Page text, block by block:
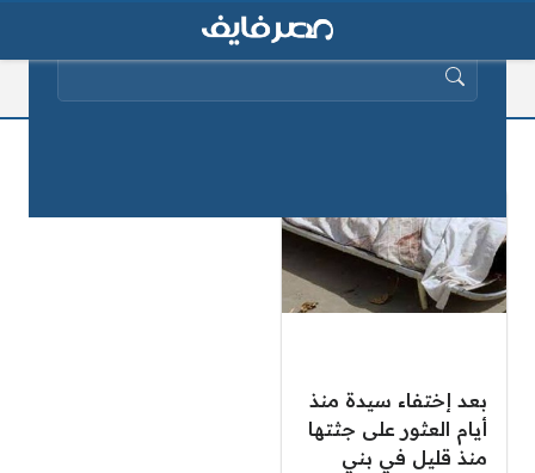
بعد إختفاء سيدة منذ
أيام العثور على جثتها
منذ قليل في بني
البحث عن: